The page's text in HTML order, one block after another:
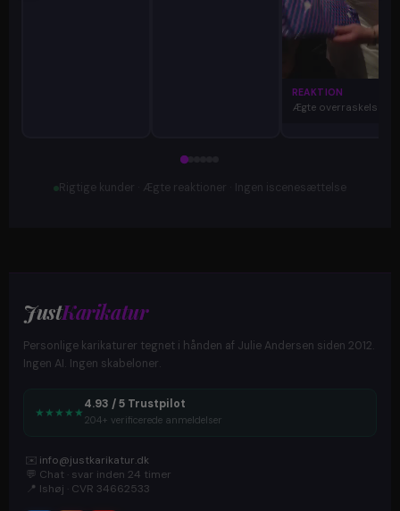
REAKTION
Ægte overraskelse
Rigtige kunder · Ægte reaktioner · Ingen iscenesættelse
JustKarikatur
Personlige karikaturer tegnet i hånden af Julie Andersen siden 2012.
Ingen AI. Ingen skabeloner.
★ ★ ★ ★ ★
4.93 / 5 Trustpilot
204+ verificerede anmeldelser
✉️ info@justkarikatur.dk
💬 Chat · svar inden 24 timer
📍 Ishøj · CVR 34662533